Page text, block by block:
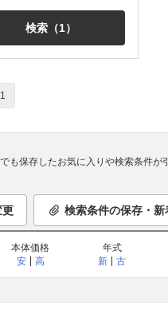
検索（1）
1
も保存したお気に入りや検索条件が
更 検索条件の保存・新
本体価格
安
高
年式
新
古